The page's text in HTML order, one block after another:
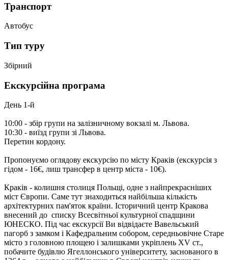
Транспорт
Автобус
Тип туру
Збірний
Екскурсійна програма
День 1-й
10:00 - збір групи на залізничному вокзалі м. Львова.
10:30 - виїзд групи зі Львова.
Перетин кордону.
Пропонуємо оглядову екскурсію по місту Краків (екскурсія з
гідом - 16€, лиш трансфер в центр міста - 10€).
Краків - колишня столиця Польщі, одне з найпрекрасніших
міст Європи. Саме тут знаходиться найбільша кількість
архітектурних пам'яток країни. Історичний центр Кракова
внесений до списку Всесвітньої культурної спадщини
ЮНЕСКО. Під час екскурсії Ви відвідаєте Вавельський
пагорб з замком і Кафедральним собором, середньовічне Старе
місто з головною площею і залишками укріплень XV ст.,
побачите будівлю Ягеллонського університету, заснованого в